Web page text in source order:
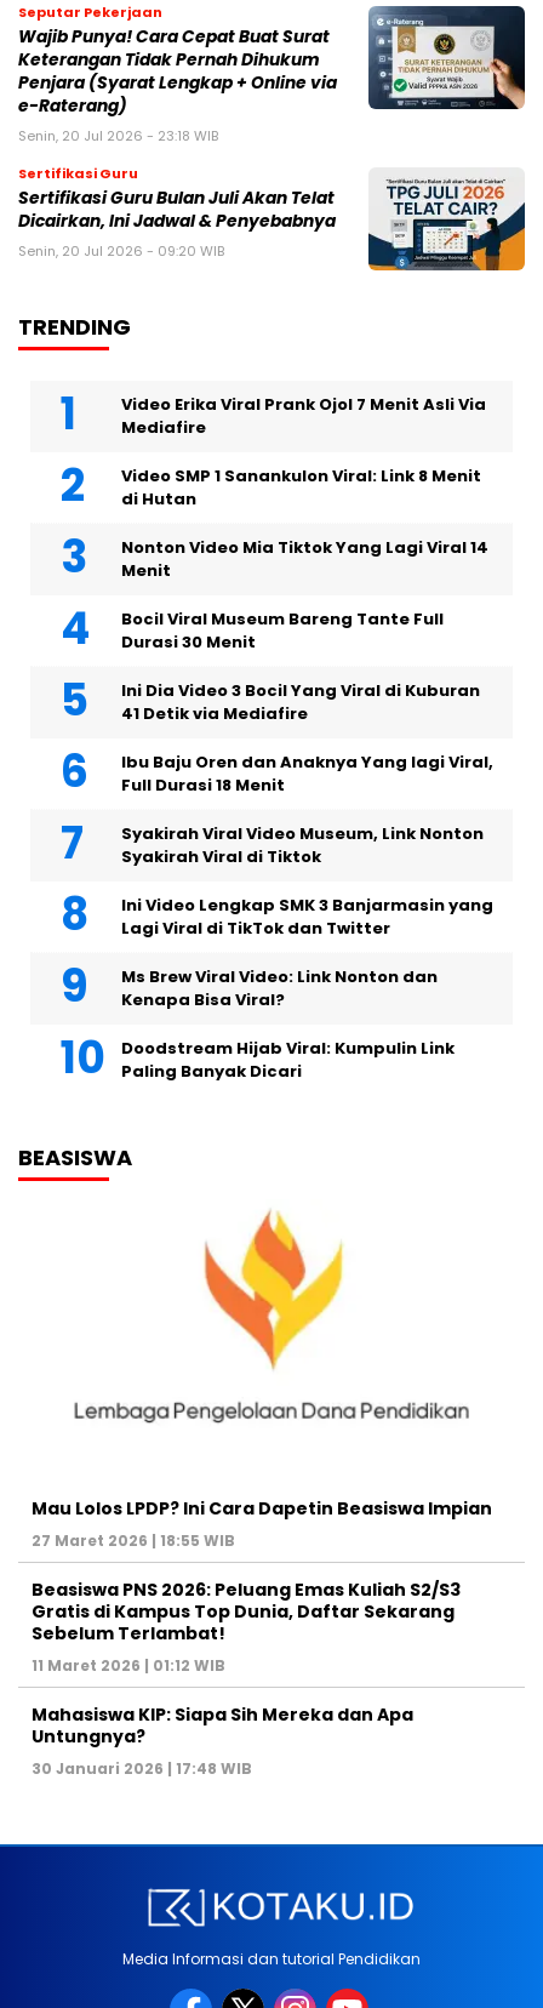
Seputar Pekerjaan
Wajib Punya! Cara Cepat Buat Surat
Keterangan Tidak Pernah Dihukum
Penjara (Syarat Lengkap + Online via
e-Raterang)
Senin, 20 Jul 2026 - 23:18 WIB
Sertifikasi Guru
Sertifikasi Guru Bulan Juli Akan Telat
Dicairkan, Ini Jadwal & Penyebabnya
Senin, 20 Jul 2026 - 09:20 WIB
TRENDING
Video Erika Viral Prank Ojol 7 Menit Asli Via
Mediafire
Video SMP 1 Sanankulon Viral: Link 8 Menit
di Hutan
Nonton Video Mia Tiktok Yang Lagi Viral 14
Menit
Bocil Viral Museum Bareng Tante Full
Durasi 30 Menit
Ini Dia Video 3 Bocil Yang Viral di Kuburan
41 Detik via Mediafire
Ibu Baju Oren dan Anaknya Yang lagi Viral,
Full Durasi 18 Menit
Syakirah Viral Video Museum, Link Nonton
Syakirah Viral di Tiktok
Ini Video Lengkap SMK 3 Banjarmasin yang
Lagi Viral di TikTok dan Twitter
Ms Brew Viral Video: Link Nonton dan
Kenapa Bisa Viral?
Doodstream Hijab Viral: Kumpulin Link
Paling Banyak Dicari
BEASISWA
Mau Lolos LPDP? Ini Cara Dapetin Beasiswa Impian
27 Maret 2026 | 18:55 WIB
Beasiswa PNS 2026: Peluang Emas Kuliah S2/S3
Gratis di Kampus Top Dunia, Daftar Sekarang
Sebelum Terlambat!
11 Maret 2026 | 01:12 WIB
Mahasiswa KIP: Siapa Sih Mereka dan Apa
Untungnya?
30 Januari 2026 | 17:48 WIB
Media Informasi dan tutorial Pendidikan